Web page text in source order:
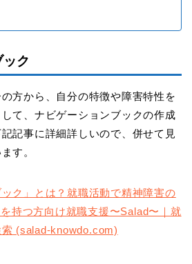
ク
方から、自分の特徴や障害特性を
て、ナビゲーションブックの作成
記事に詳細詳しいので、併せて見
す。
ック」とは？就職活動で精神障害の
持つ方向け就職支援〜Salad〜｜就
(salad-knowdo.com)